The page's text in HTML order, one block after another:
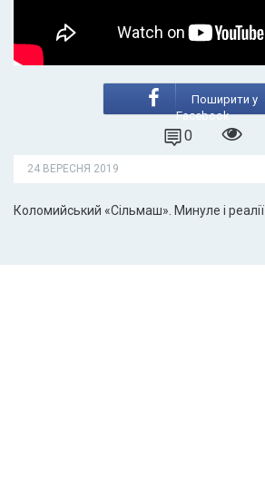
Поширити у
Facebook
0
24 ВЕРЕСНЯ 2019
Коломийський «Сільмаш». Минуле і реалії